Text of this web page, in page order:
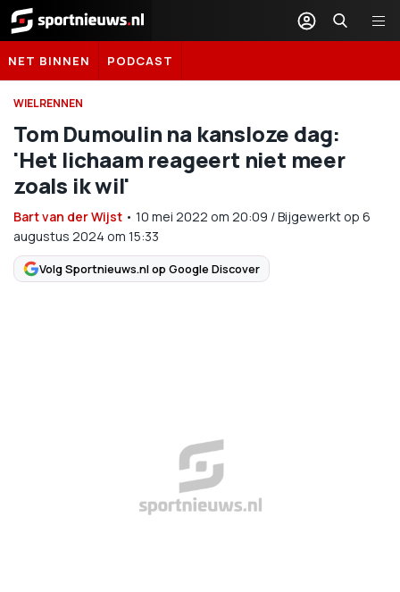
Sportnieuws.nl
NET BINNEN PODCAST
WIELRENNEN
Tom Dumoulin na kansloze dag:
'Het lichaam reageert niet meer
zoals ik wil'
Bart van der Wijst • 10 mei 2022 om 20:09 /Bijgewerkt op 6
augustus 2024 om 15:33
Volg Sportnieuws.nl op Google Discover